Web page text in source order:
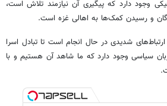
وجود دارد که پیگیری آن نیازمند تلاش است،
و رسیدن کمک‌ها به اهالی غزه است.
شدیدی در حال انجام است تا تبادل اسرا
سیاسی وجود دارد که ما شاهد آن هستیم و با